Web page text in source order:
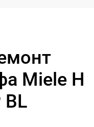
Miele H
BL